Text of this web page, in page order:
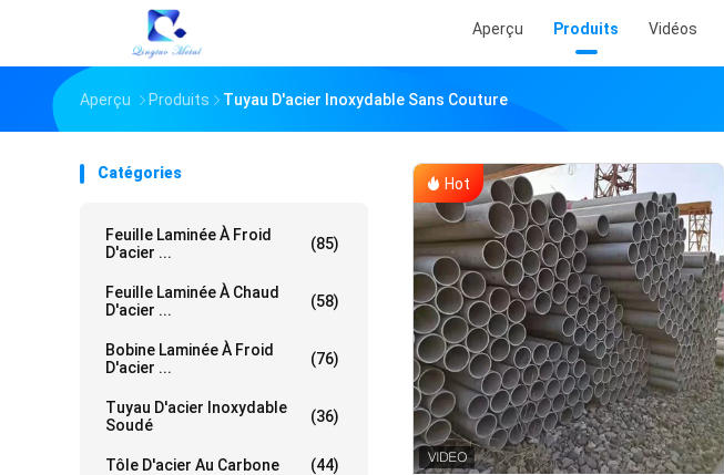
Aperçu Produits Vidéos
Aperçu Produits Tuyau D'acier Inoxydable Sans Couture
Catégories
Feuille Laminée À Froid
D'acier ...
(85)
Feuille Laminée À Chaud
D'acier ...
(58)
Bobine Laminée À Froid
D'acier ...
(76)
Tuyau D'acier Inoxydable
Soudé
(36)
Tôle D'acier Au Carbone (44)
Hot